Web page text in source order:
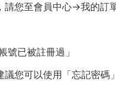
請您至會員中心→我的
號已被註冊過」
您可以使用「忘記密碼